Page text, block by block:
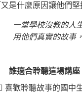
又是什麼原因讓他們堅
一堂學校沒教的人
用他們真實的故事
誰適合聆聽這場講
喜歡聆聽故事的國中